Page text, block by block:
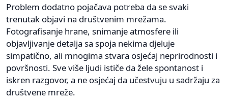
Problem dodatno pojačava potreba da se svaki
trenutak objavi na društvenim mrežama.
Fotografisanje hrane, snimanje atmosfere ili
objavljivanje detalja sa spoja nekima djeluje
simpatično, ali mnogima stvara osjećaj neprirodnosti i
površnosti. Sve više ljudi ističe da žele spontanost i
iskren razgovor, a ne osjećaj da učestvuju u sadržaju za
društvene mreže.